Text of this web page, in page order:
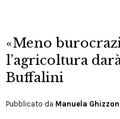
«Meno
l’agricoltura
Buffalini
Pubblicato da Manuela